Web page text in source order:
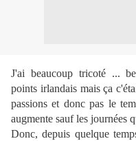
J'ai beaucoup tricoté ...
points irlandais mais ça
passions et donc pas le
augmente sauf les journées
Donc, depuis quelque